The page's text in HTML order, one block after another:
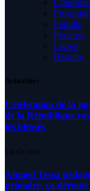
Proximité
Famille
Podcast
Livres
Histoire
Actualités
Célébration de la
de la République
les blessés
5 AOÛT 2026
Ahmed Tessa
primaire, ça déroute